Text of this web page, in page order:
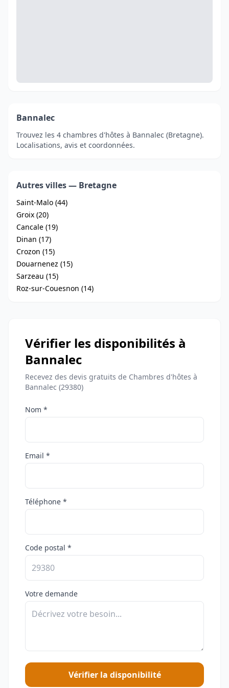
Bannalec
Trouvez les 4 chambres d'hôtes à Bannalec (Bretagne).
Localisations, avis et coordonnées.
Autres villes — Bretagne
Saint-Malo (44)
Groix (20)
Cancale (19)
Dinan (17)
Crozon (15)
Douarnenez (15)
Sarzeau (15)
Roz-sur-Couesnon (14)
Vérifier les disponibilités à
Bannalec
Recevez des devis gratuits de Chambres d'hôtes à
Bannalec (29380)
Nom *
Email *
Téléphone *
Code postal *
Votre demande
Vérifier la disponibilité